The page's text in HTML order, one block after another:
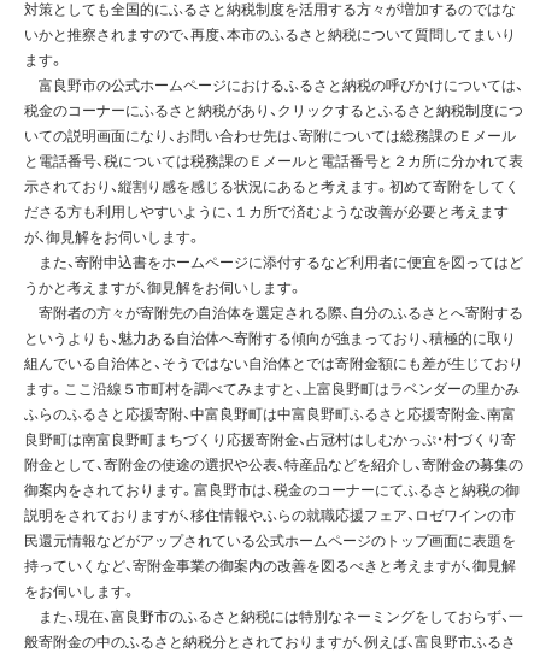
対策としても全国的にふるさと納税制度を活用する方々が増加するのではな
いかと推察されますので、再度、本市のふるさと納税について質問してまいり
ます。
富良野市の公式ホームページにおけるふるさと納税の呼びかけについては、
税金のコーナーにふるさと納税があり、クリックするとふるさと納税制度につ
いての説明画面になり、お問い合わせ先は、寄附については総務課のＥメール
と電話番号、税については税務課のＥメールと電話番号と２カ所に分かれて表
示されており、縦割り感を感じる状況にあると考えます。初めて寄附をしてく
ださる方も利用しやすいように、１カ所で済むような改善が必要と考えます
が、御見解をお伺いします。
また、寄附申込書をホームページに添付するなど利用者に便宜を図ってはど
うかと考えますが、御見解をお伺いします。
寄附者の方々が寄附先の自治体を選定される際、自分のふるさとへ寄附する
というよりも、魅力ある自治体へ寄附する傾向が強まっており、積極的に取り
組んでいる自治体と、そうではない自治体とでは寄附金額にも差が生じており
ます。ここ沿線５市町村を調べてみますと、上富良野町はラベンダーの里かみ
ふらのふるさと応援寄附、中富良野町は中富良野町ふるさと応援寄附金、南富
良野町は南富良野町まちづくり応援寄附金、占冠村はしむかっぷ・村づくり寄
附金として、寄附金の使途の選択や公表、特産品などを紹介し、寄附金の募集の
御案内をされております。富良野市は、税金のコーナーにてふるさと納税の御
説明をされておりますが、移住情報やふらの就職応援フェア、ロゼワインの市
民還元情報などがアップされている公式ホームページのトップ画面に表題を
持っていくなど、寄附金事業の御案内の改善を図るべきと考えますが、御見解
をお伺いします。
また、現在、富良野市のふるさと納税には特別なネーミングをしておらず、一
般寄附金の中のふるさと納税分とされておりますが、例えば、富良野市ふるさ